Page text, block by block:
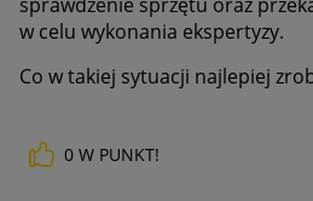
w celu wykonania ekspertyzy.
Co w takiej sytuacji najlepiej
0 W PUNKT!